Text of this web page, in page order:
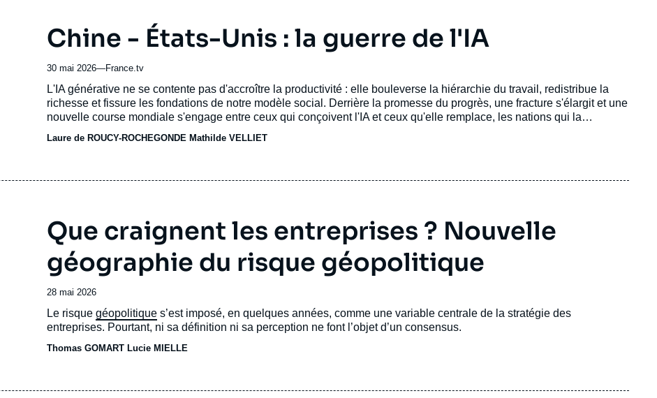
Chine - États-Unis : la guerre de l'IA
30 mai 2026—Nom
du
journal,
revue
ou
émission
France.tv
Accroche
L'IA générative ne se contente pas d'accroître la productivité : elle bouleverse la hiérarchie du travail, redistribue la
richesse et fissure les fondations de notre modèle social. Derrière la promesse du progrès, une fracture s'élargit et une
nouvelle course mondiale s'engage entre ceux qui conçoivent l'IA et ceux qu'elle remplace, les nations qui la
avant de créer et se découvre spectatrice d'une bataille qui se joue sans elle. Pendant ce temps, au coeur de la
Laure de ROUCY-ROCHEGONDE Mathilde VELLIET
Que craignent les entreprises ? Nouvelle
géographie du risque géopolitique
Date
de
publication
28 mai 2026
Accroche
Le risque géopolitique s’est imposé, en quelques années, comme une variable centrale de la stratégie des
entreprises. Pourtant, ni sa définition ni sa perception ne font l’objet d’un consensus.
Thomas GOMART Lucie MIELLE